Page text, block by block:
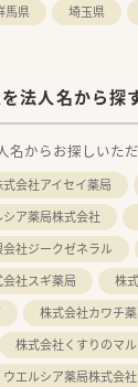
馬県 埼玉県
法人名から探
からお探しいただ
式会社アイセイ薬局
シア薬局株式会社
会社ジークゼネラル
社スギ薬局
株
株式会社カワチ
株式会社くすりのマル
ウエルシア薬局株式会社